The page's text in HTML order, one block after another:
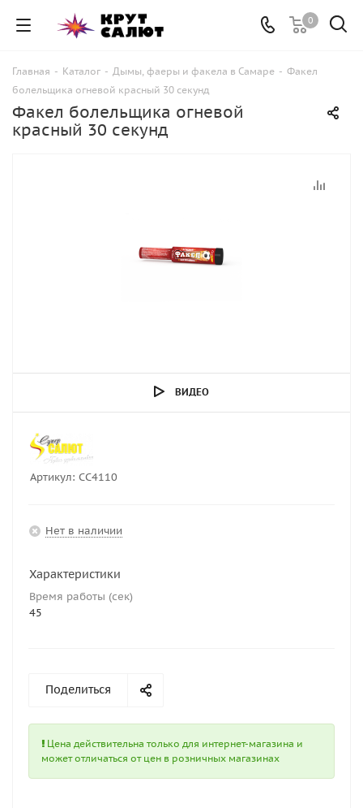
0
Главная - Каталог - Дымы, фаеры и факела в Самаре - Факел
болельщика огневой красный 30 секунд
Факел болельщика огневой
красный 30 секунд
ВИДЕО
Артикул: СС4110
Нет в наличии
Характеристики
Время работы (сек)
45
Поделиться
Цена действительна только для интернет-магазина и
может отличаться от цен в розничных магазинах